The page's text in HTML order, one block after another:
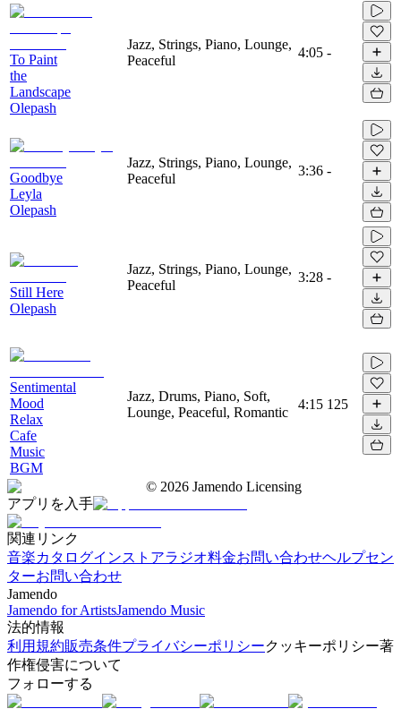
To Paint
the
Landscape
Olepash
Jazz, Strings, Piano, Lounge,
Peaceful
4:05 -
Goodbye
Leyla
Olepash
Jazz, Strings, Piano, Lounge,
Peaceful
3:36 -
Still Here
Olepash
Jazz, Strings, Piano, Lounge,
Peaceful
3:28 -
Sentimental
Mood
Relax
Cafe
Music
BGM
Jazz, Drums, Piano, Soft,
Lounge, Peaceful, Romantic
4:15 125
© 2026 Jamendo Licensing
アプリを入手
関連リンク
音楽カタログインストアラジオ料金お問い合わせヘルプセン
ターお問い合わせ
Jamendo
Jamendo for ArtistsJamendo Music
法的情報
利用規約販売条件プライバシーポリシークッキーポリシー著
作権侵害について
フォローする